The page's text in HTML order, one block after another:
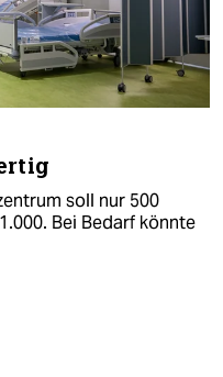
soll nur 500
Bei Bedarf könnte